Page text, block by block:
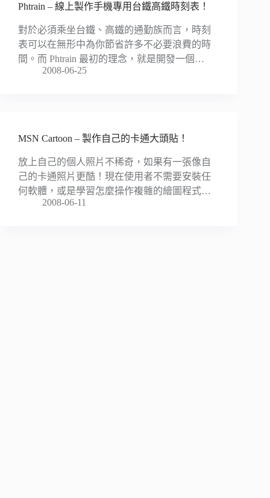
Phtrain – 線上製作手機專用台鐵高鐵時刻表！
對於必須乘坐台鐵、高鐵的通勤族而言，時刻
表可以在無形中為你節省許多不必要浪費的時
間。而 Phtrain 最初的理念，就是開發一個…
2008-06-25
MSN Cartoon – 製作自己的卡通大頭貼！
放上自己的個人照片不稀奇，如果有一張像自
己的卡通照片更酷！現在使用者不需要安裝任
何軟體，或是學習怎麼操作複雜的繪圖程式…
2008-06-11